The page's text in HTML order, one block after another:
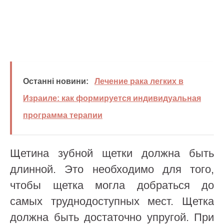
Останні новини:
Лечение рака легких в
Израиле: как формируется индивидуальная
программа терапии
Щетина зубной щетки должна быть
длинной. Это необходимо для того,
чтобы щетка могла добраться до
самых труднодоступных мест. Щетка
должна быть достаточно упругой. При